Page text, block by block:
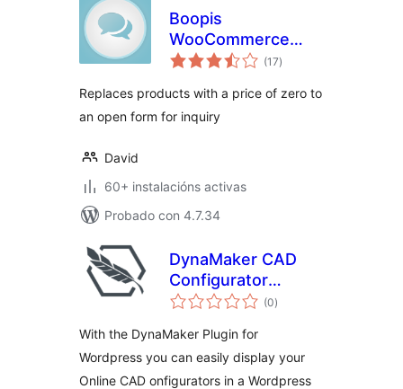
Boopis
WooCommerce
RFQ
(17valoracións
totais
)
Replaces products with a price of zero to
an open form for inquiry
David
60+ instalacións activas
Probado con 4.7.34
DynaMaker CAD
Configurator
Integration
(0valoracións
totais
)
With the DynaMaker Plugin for
Wordpress you can easily display your
Online CAD onfigurators in a Wordpress